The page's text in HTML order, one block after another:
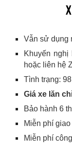
Vẫn sử dụng
Khuyến nghị
hoặc liên hệ
Tình trạng:
Giá xe lăn
Bảo hành 6
Miễn phí
Miễn phí